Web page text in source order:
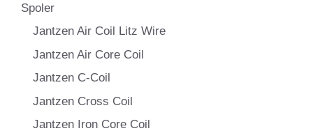
Spoler
Jantzen Air Coil Litz Wire
Jantzen Air Core Coil
Jantzen C-Coil
Jantzen Cross Coil
Jantzen Iron Core Coil